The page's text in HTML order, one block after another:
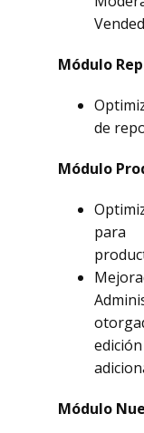
Módulo
de
Módulo
para
Módulo